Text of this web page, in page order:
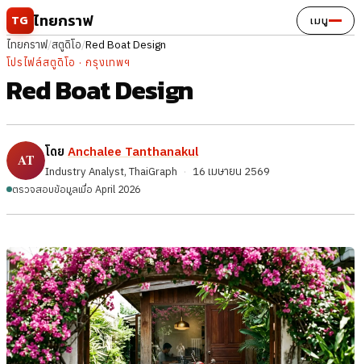
ข้ามไปยังเนื้อหา
TG ไทยกราฟ เมนู
ไทยกราฟ/สตูดิโอ/Red Boat Design
โปรไฟล์สตูดิโอ · กรุงเทพฯ
Red Boat Design
โดย Anchalee Tanthanakul
Industry Analyst, ThaiGraph · 16 เมษายน 2569
ตรวจสอบข้อมูลเมื่อ April 2026